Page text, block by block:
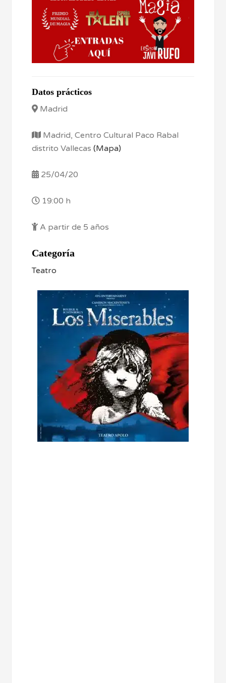
Datos prácticos
Madrid
Madrid, Centro Cultural Paco Rabal
distrito Vallecas(Mapa)
25/04/20
19:00 h
A partir de 5 años
Categoría
Teatro